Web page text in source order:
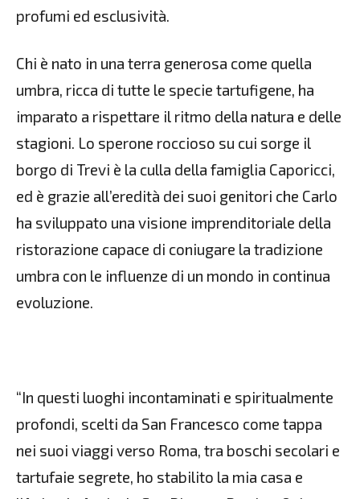
profumi ed esclusività.
Chi è nato in una terra generosa come quella
umbra, ricca di tutte le specie tartufigene, ha
imparato a rispettare il ritmo della natura e delle
stagioni. Lo sperone roccioso su cui sorge il
borgo di Trevi è la culla della famiglia Caporicci,
ed è grazie all’eredità dei suoi genitori che Carlo
ha sviluppato una visione imprenditoriale della
ristorazione capace di coniugare la tradizione
umbra con le influenze di un mondo in continua
evoluzione.
“In questi luoghi incontaminati e spiritualmente
profondi, scelti da San Francesco come tappa
nei suoi viaggi verso Roma, tra boschi secolari e
tartufaie segrete, ho stabilito la mia casa e